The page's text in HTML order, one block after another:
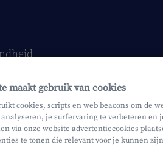
maakt gebruik van cookies
cookies, scripts en web beacons om de
je surfervaring te verbeteren en
via onze website advertentiecookies
te tonen die relevant voor je kunnen